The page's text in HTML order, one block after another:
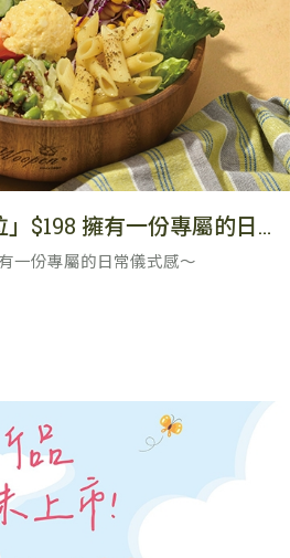
🌸春日序曲：全新「春暖舒心沙拉」$198 擁有一份專屬的日常儀式感～
一份專屬的日常儀式感～